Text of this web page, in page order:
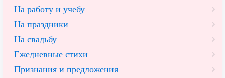
На работу и учебу
На праздники
На свадьбу
Ежедневные стихи
Признания и предложения